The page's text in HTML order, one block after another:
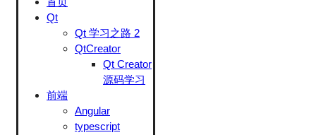
Qt
Qt 学习之路 2
QtCreator
Qt Creator
源码学习
前端
Angular
typescript